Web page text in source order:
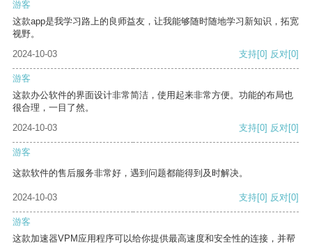
游客
这款app是我学习路上的良师益友，让我能够随时随地学习新知识，拓宽
视野。
2024-10-03
支持[0] 反对[0]
游客
这款办公软件的界面设计非常简洁，使用起来非常方便。功能的布局也
很合理，一目了然。
2024-10-03
支持[0] 反对[0]
游客
这款软件的售后服务非常好，遇到问题都能得到及时解决。
2024-10-03 支持[0] 反对[0]
游客
这款加速器VPM应用程序可以给你提供最高速度和安全性的连接，并帮